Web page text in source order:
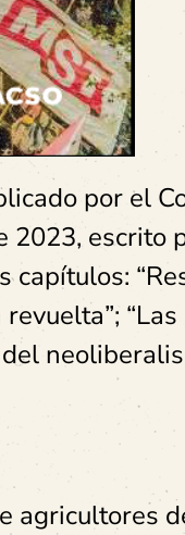
por el
2023, escrito
“Las
agricultores